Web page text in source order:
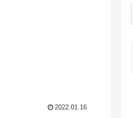
2022.01.16